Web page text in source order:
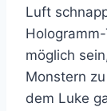
Luft
möglich
Monstern
dem Luke